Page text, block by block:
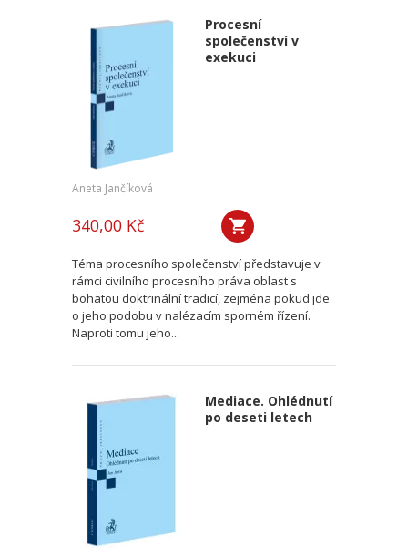
Procesní
společenství v
exekuci
Aneta Jančíková
340,00 Kč
Téma procesního společenství představuje v
rámci civilního procesního práva oblast s
bohatou doktrinální tradicí, zejména pokud jde
o jeho podobu v nalézacím sporném řízení.
Naproti tomu jeho...
Mediace. Ohlédnutí
po deseti letech